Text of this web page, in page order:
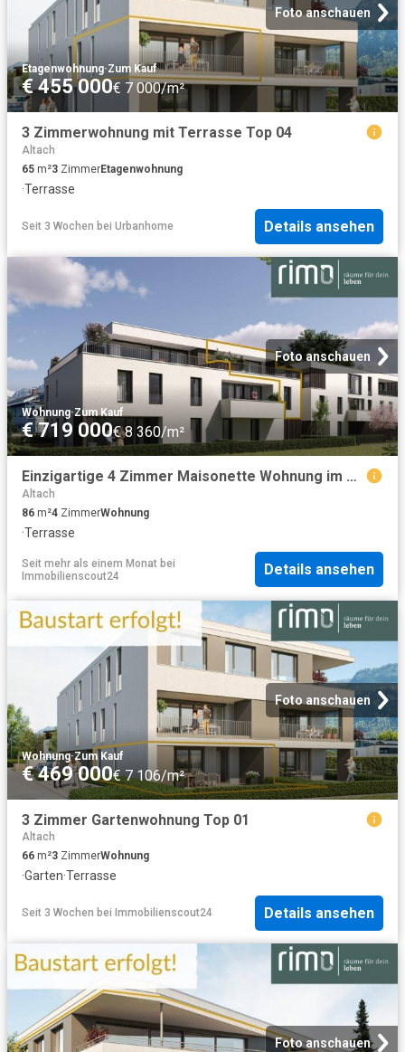
Foto anschauen
Etagenwohnung·Zum Kauf
€ 455 000€ 7 000/m²
3 Zimmerwohnung mit Terrasse Top 04
Altach
65 m²3 ZimmerEtagenwohnung
·Terrasse
Seit 3 Wochen bei Urbanhome Details ansehen
Foto anschauen
Wohnung·Zum Kauf
€ 719 000€ 8 360/m²
Einzigartige 4 Zimmer Maisonette Wohnung im Dachgeschoss Top B5
Altach
86 m²4 ZimmerWohnung
·Terrasse
Seit mehr als einem Monat bei
Immobilienscout24
Details ansehen
Foto anschauen
Wohnung·Zum Kauf
€ 469 000€ 7 106/m²
3 Zimmer Gartenwohnung Top 01
Altach
66 m²3 ZimmerWohnung
·Garten·Terrasse
Seit 3 Wochen bei Immobilienscout24 Details ansehen
Foto anschauen